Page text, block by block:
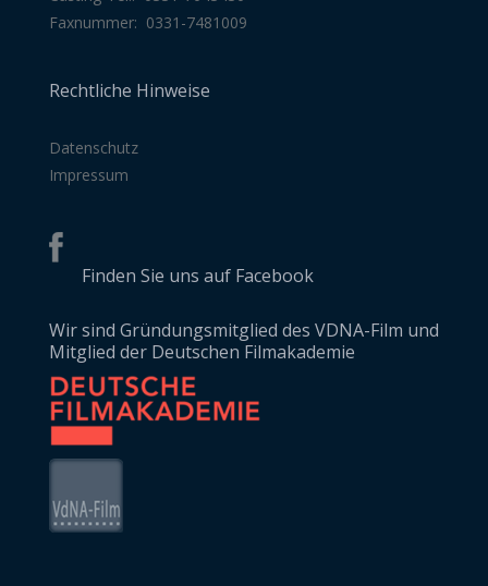
Faxnummer: 0331-7481009
Rechtliche Hinweise
Datenschutz
Impressum
Finden Sie uns auf Facebook
Wir sind Gründungsmitglied des VDNA-Film und
Mitglied der Deutschen Filmakademie